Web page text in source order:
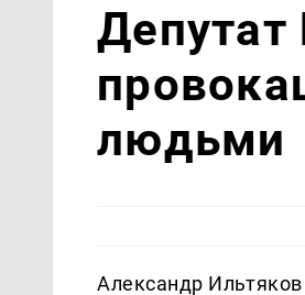
Депутат
людьми
Александр